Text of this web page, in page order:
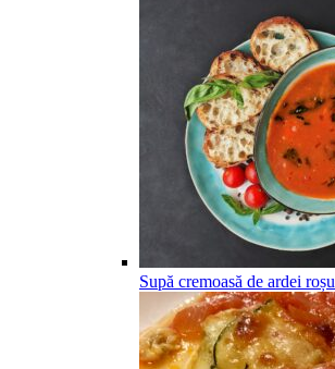
Supă cremoasă de ardei roșu